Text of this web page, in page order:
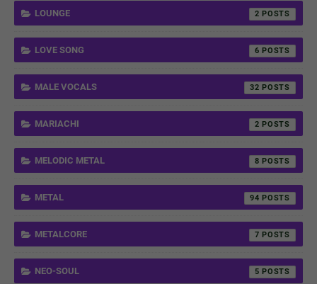
LOUNGE 2
LOVE SONG 6
MALE VOCALS 32
MARIACHI 2
MELODIC METAL 8
METAL 94
METALCORE 7
NEO-SOUL 5